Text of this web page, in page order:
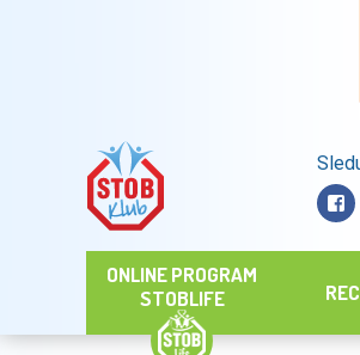
ONLINE PROGRAM
STOBLIFE